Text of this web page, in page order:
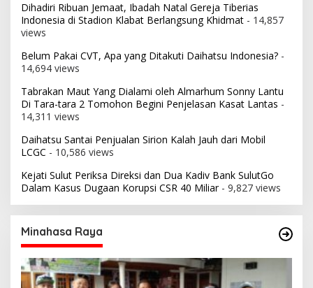
Dihadiri Ribuan Jemaat, Ibadah Natal Gereja Tiberias
Indonesia di Stadion Klabat Berlangsung Khidmat - 14,857
views
Belum Pakai CVT, Apa yang Ditakuti Daihatsu Indonesia? -
14,694 views
Tabrakan Maut Yang Dialami oleh Almarhum Sonny Lantu
Di Tara-tara 2 Tomohon Begini Penjelasan Kasat Lantas -
14,311 views
Daihatsu Santai Penjualan Sirion Kalah Jauh dari Mobil
LCGC - 10,586 views
Kejati Sulut Periksa Direksi dan Dua Kadiv Bank SulutGo
Dalam Kasus Dugaan Korupsi CSR 40 Miliar- 9,827 views
Minahasa Raya